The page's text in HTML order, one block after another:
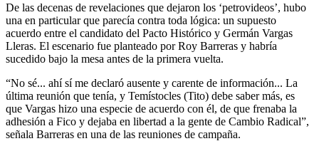
De las decenas de revelaciones que dejaron los ‘petrovideos’, hubo
una en particular que parecía contra toda lógica: un supuesto
acuerdo entre el candidato del Pacto Histórico y Germán Vargas
Lleras. El escenario fue planteado por Roy Barreras y habría
sucedido bajo la mesa antes de la primera vuelta.
“No sé... ahí sí me declaró ausente y carente de información... La
última reunión que tenía, y Temístocles (Tito) debe saber más, es
que Vargas hizo una especie de acuerdo con él, de que frenaba la
adhesión a Fico y dejaba en libertad a la gente de Cambio Radical”,
señala Barreras en una de las reuniones de campaña.